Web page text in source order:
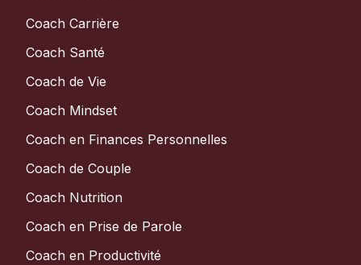
Coach Carrière
Coach Santé
Coach de Vie
Coach Mindset
Coach en Finances Personnelles
Coach de Couple
Coach Nutrition
Coach en Prise de Parole
Coach en Productivité